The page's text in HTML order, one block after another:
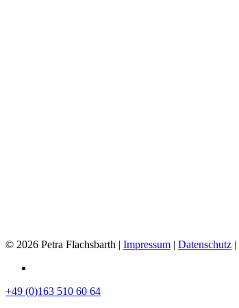
© 2026 Petra Flachsbarth | Impressum | Datenschutz |
Close
+49 (0)163 510 60 64